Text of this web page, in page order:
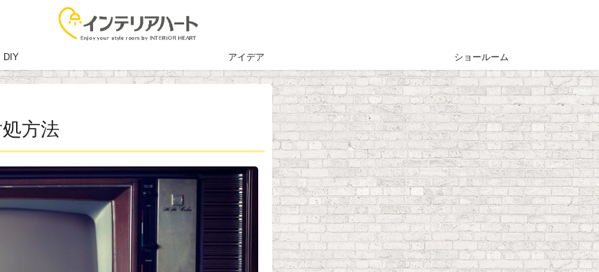
DIY アイデア ショールーム
方法